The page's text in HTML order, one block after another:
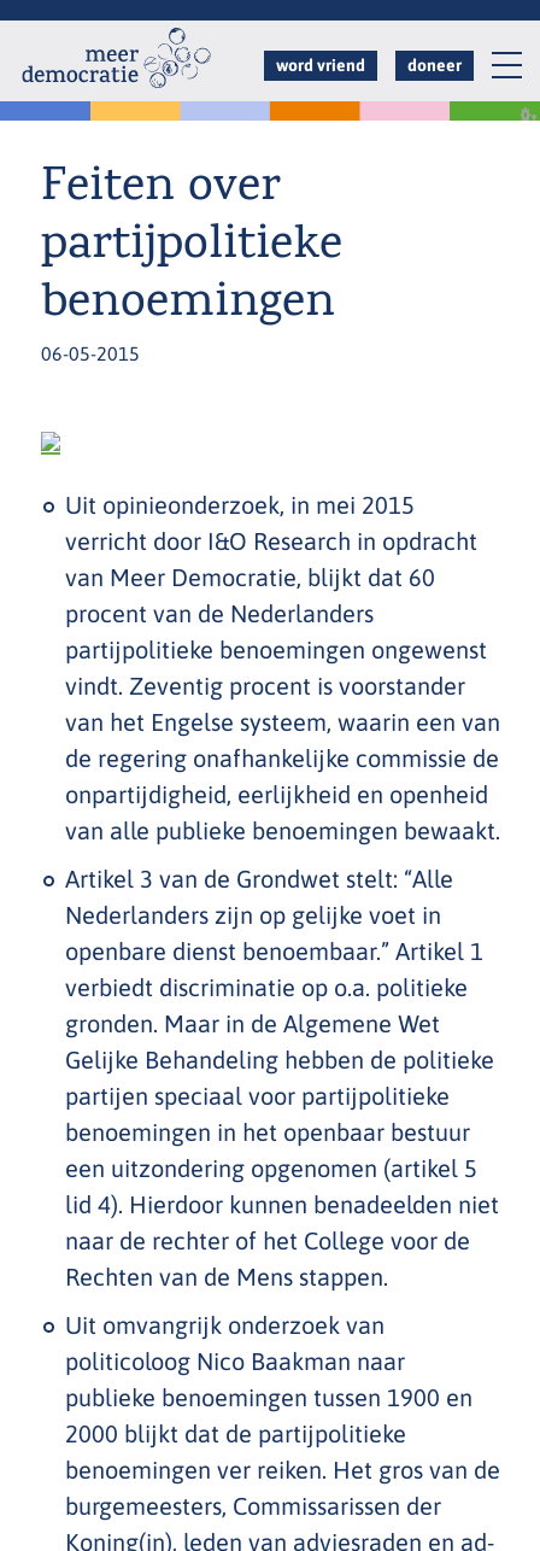
Overslaan
naar
de
inhoud
gaan
word vriend doneer
Feiten over
partijpolitieke
benoemingen
06-05-2015
Uit opinieonderzoek, in mei 2015
verricht door I&O Research in opdracht
van Meer Democratie, blijkt dat 60
procent van de Nederlanders
partijpolitieke benoemingen ongewenst
vindt. Zeventig procent is voorstander
van het Engelse systeem, waarin een van
de regering onafhankelijke commissie de
onpartijdigheid, eerlijkheid en openheid
van alle publieke benoemingen bewaakt.
Artikel 3 van de Grondwet stelt: “Alle
Nederlanders zijn op gelijke voet in
openbare dienst benoembaar.” Artikel 1
verbiedt discriminatie op o.a. politieke
gronden. Maar in de Algemene Wet
Gelijke Behandeling hebben de politieke
partijen speciaal voor partijpolitieke
benoemingen in het openbaar bestuur
een uitzondering opgenomen (artikel 5
lid 4). Hierdoor kunnen benadeelden niet
naar de rechter of het College voor de
Rechten van de Mens stappen.
Uit omvangrijk onderzoek van
politicoloog Nico Baakman naar
publieke benoemingen tussen 1900 en
2000 blijkt dat de partijpolitieke
benoemingen ver reiken. Het gros van de
burgemeesters, Commissarissen der
Koning(in), leden van adviesraden en ad-